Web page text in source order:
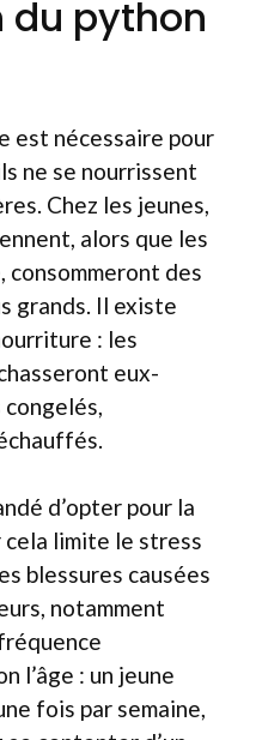
python
est nécessaire pour
ne se nourrissent
Chez les jeunes,
alors que les
des
grands. Il existe
: les
eux-
d’opter pour la
limite le stress
blessures causées
notamment
l’âge : un jeune
fois par semaine,